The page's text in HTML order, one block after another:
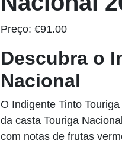
Preço: €91.00
Descubra o
Nacional
O Indigente Tinto
da casta Touriga
com notas de frutas